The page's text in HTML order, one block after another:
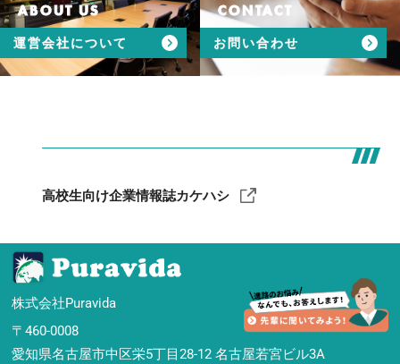
ABOUT US
運営会社について
CONTACT
お問い合わせ
高校生向け企業情報誌カケハシ
株式会社Puravida
〒460-0008
愛知県名古屋市中区栄5丁目28-12 名古屋若宮ビル3A